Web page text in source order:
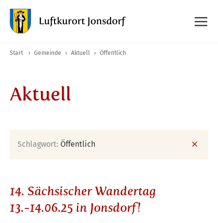
Start › Gemeinde › Aktuell › Öffentlich
Aktuell
Schlagwort: Öffentlich
14. Sächsischer Wandertag
13.-14.06.25 in Jonsdorf!